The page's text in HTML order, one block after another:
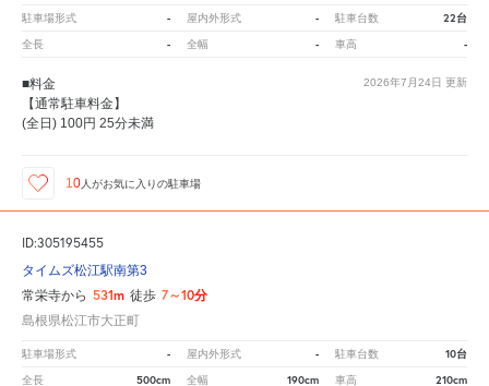
駐車場形式 - 屋内外形式 - 駐車台数 22台
全長 - 全幅 - 車高 -
2026年7月24日 更新
■料金
【通常駐車料金】
(全日) 100円 25分未満
10人がお気に入りの駐車場
ID:305195455
タイムズ松江駅南第3
常栄寺から 531m 徒歩 7～10分
島根県松江市大正町
駐車場形式 - 屋内外形式 - 駐車台数 10台
全長 500cm 全幅 190cm 車高 210cm